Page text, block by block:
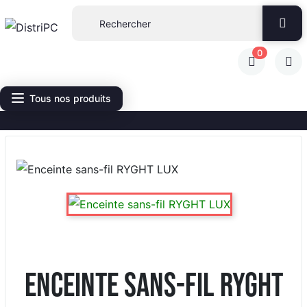
0
Tous nos produits
Enceinte sans-fil RYGHT